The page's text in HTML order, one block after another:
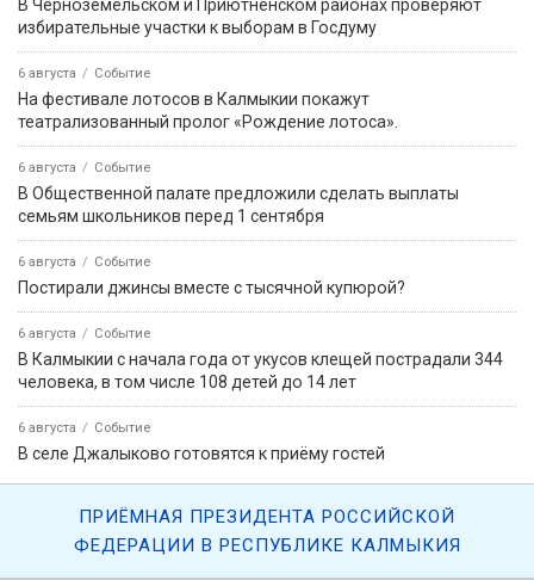
В Черноземельском и Приютненском районах проверяют
избирательные участки к выборам в Госдуму
6 августа Событие
На фестивале лотосов в Калмыкии покажут
театрализованный пролог «Рождение лотоса».
6 августа Событие
В Общественной палате предложили сделать выплаты
семьям школьников перед 1 сентября
6 августа Событие
Постирали джинсы вместе с тысячной купюрой?
6 августа Событие
В Калмыкии с начала года от укусов клещей пострадали 344
человека, в том числе 108 детей до 14 лет
6 августа Событие
В селе Джалыково готовятся к приёму гостей
ПРИЁМНАЯ ПРЕЗИДЕНТА РОССИЙСКОЙ
ФЕДЕРАЦИИ В РЕСПУБЛИКЕ КАЛМЫКИЯ